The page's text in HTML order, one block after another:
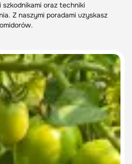
oraz techniki
Z naszymi poradami uzyskasz